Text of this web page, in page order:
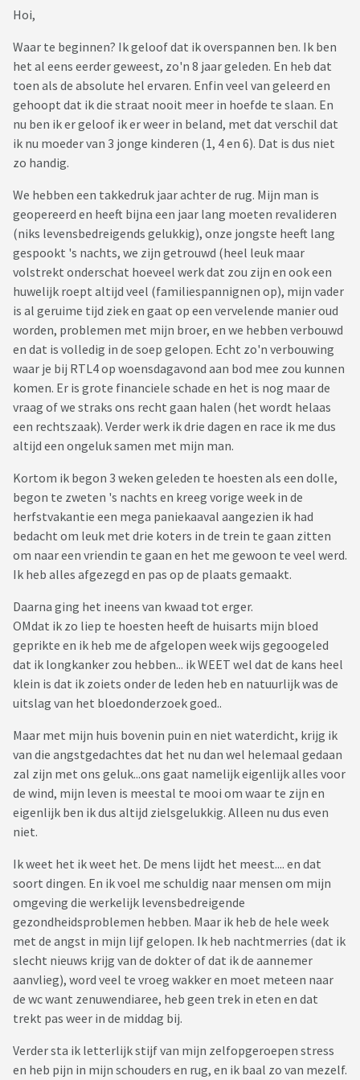
Hoi,
Waar te beginnen? Ik geloof dat ik overspannen ben. Ik ben
het al eens eerder geweest, zo'n 8 jaar geleden. En heb dat
toen als de absolute hel ervaren. Enfin veel van geleerd en
gehoopt dat ik die straat nooit meer in hoefde te slaan. En
nu ben ik er geloof ik er weer in beland, met dat verschil dat
ik nu moeder van 3 jonge kinderen (1, 4 en 6). Dat is dus niet
zo handig.
We hebben een takkedruk jaar achter de rug. Mijn man is
geopereerd en heeft bijna een jaar lang moeten revalideren
(niks levensbedreigends gelukkig), onze jongste heeft lang
gespookt 's nachts, we zijn getrouwd (heel leuk maar
volstrekt onderschat hoeveel werk dat zou zijn en ook een
huwelijk roept altijd veel (familiespannignen op), mijn vader
is al geruime tijd ziek en gaat op een vervelende manier oud
worden, problemen met mijn broer, en we hebben verbouwd
en dat is volledig in de soep gelopen. Echt zo'n verbouwing
waar je bij RTL4 op woensdagavond aan bod mee zou kunnen
komen. Er is grote financiele schade en het is nog maar de
vraag of we straks ons recht gaan halen (het wordt helaas
een rechtszaak). Verder werk ik drie dagen en race ik me dus
altijd een ongeluk samen met mijn man.
Kortom ik begon 3 weken geleden te hoesten als een dolle,
begon te zweten 's nachts en kreeg vorige week in de
herfstvakantie een mega paniekaaval aangezien ik had
bedacht om leuk met drie koters in de trein te gaan zitten
om naar een vriendin te gaan en het me gewoon te veel werd.
Ik heb alles afgezegd en pas op de plaats gemaakt.
Daarna ging het ineens van kwaad tot erger.
OMdat ik zo liep te hoesten heeft de huisarts mijn bloed
geprikte en ik heb me de afgelopen week wijs gegoogeled
dat ik longkanker zou hebben... ik WEET wel dat de kans heel
klein is dat ik zoiets onder de leden heb en natuurlijk was de
uitslag van het bloedonderzoek goed..
Maar met mijn huis bovenin puin en niet waterdicht, krijg ik
van die angstgedachtes dat het nu dan wel helemaal gedaan
zal zijn met ons geluk...ons gaat namelijk eigenlijk alles voor
de wind, mijn leven is meestal te mooi om waar te zijn en
eigenlijk ben ik dus altijd zielsgelukkig. Alleen nu dus even
niet.
Ik weet het ik weet het. De mens lijdt het meest.... en dat
soort dingen. En ik voel me schuldig naar mensen om mijn
omgeving die werkelijk levensbedreigende
gezondheidsproblemen hebben. Maar ik heb de hele week
met de angst in mijn lijf gelopen. Ik heb nachtmerries (dat ik
slecht nieuws krijg van de dokter of dat ik de aannemer
aanvlieg), word veel te vroeg wakker en moet meteen naar
de wc want zenuwendiaree, heb geen trek in eten en dat
trekt pas weer in de middag bij.
Verder sta ik letterlijk stijf van mijn zelfopgeroepen stress
en heb pijn in mijn schouders en rug, en ik baal zo van mezelf.